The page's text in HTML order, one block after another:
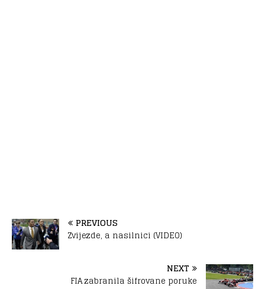
PREVIOUS
Zvijezde, a nasilnici (VIDEO)
NEXT
FIA zabranila šifrovane poruke